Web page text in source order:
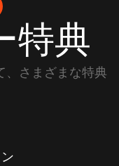
特典
、さまざまな特典